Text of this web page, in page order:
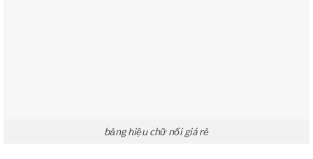
bảng hiệu chữ nổi giá rẻ